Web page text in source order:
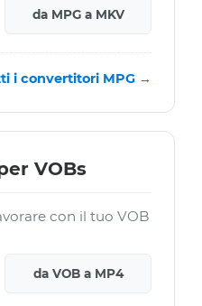
da MPG a MKV
i convertitori MPG →
VOBs
con il tuo VOB
da VOB a MP4